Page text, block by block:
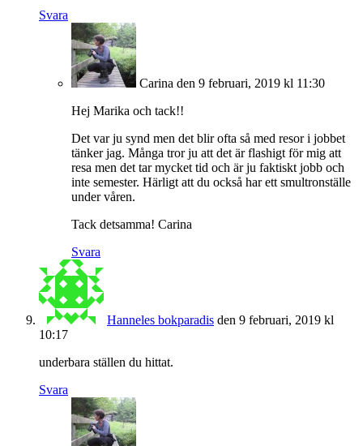
Svara
Carina den 9 februari, 2019 kl 11:30
Hej Marika och tack!!
Det var ju synd men det blir ofta så med resor i jobbet
tänker jag. Många tror ju att det är flashigt för mig att
resa men det tar mycket tid och är ju faktiskt jobb och
inte semester. Härligt att du också har ett smultronställe
under våren.
Tack detsamma! Carina
Svara
Hanneles bokparadis den 9 februari, 2019 kl
10:17
underbara ställen du hittat.
Svara